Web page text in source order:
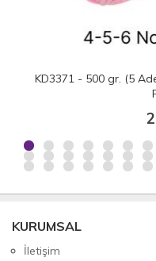
KD3371 - 500 gr. (5
KURUMSAL
İletişim